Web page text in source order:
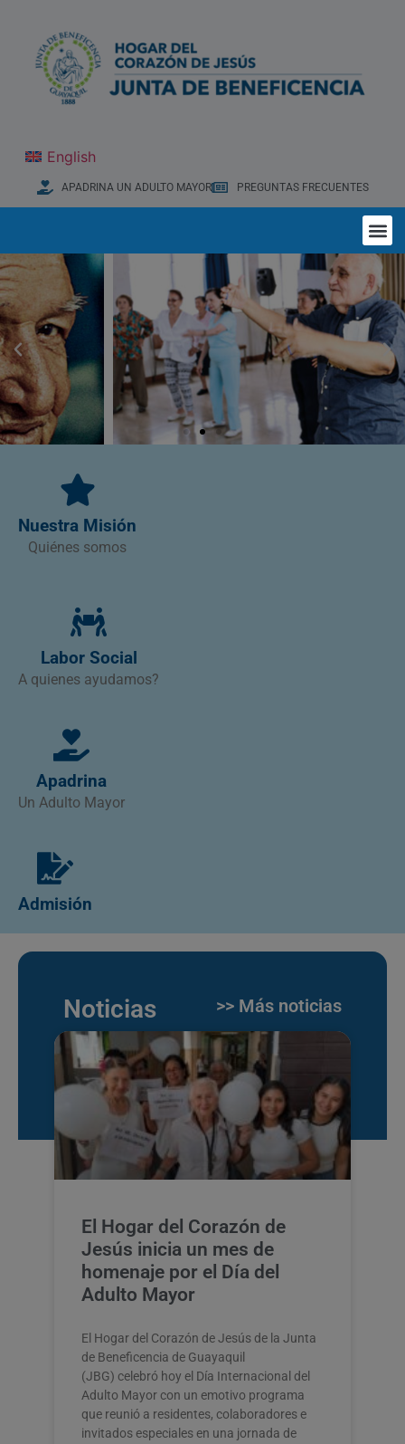
English
APADRINA UN ADULTO MAYOR PREGUNTAS FRECUENTES
Nuestra Misión
Quiénes somos
Labor Social
A quienes ayudamos?
Apadrina
Un Adulto Mayor
Admisión
Noticias >> Más noticias
El Hogar del Corazón de
Jesús inicia un mes de
homenaje por el Día del
Adulto Mayor
El Hogar del Corazón de Jesús de la Junta
de Beneficencia de Guayaquil
(JBG) celebró hoy el Día Internacional del
Adulto Mayor con un emotivo programa
que reunió a residentes, colaboradores e
invitados especiales en una jornada de